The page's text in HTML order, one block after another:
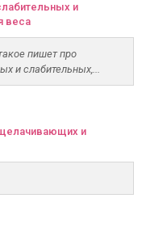
и
веса
пишет про
и слабительных,...
и